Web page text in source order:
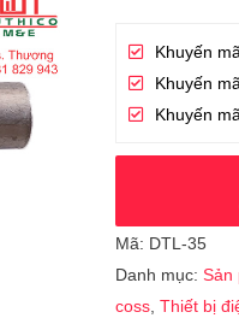
Khuyến
Khuyến
Khuyến
Mã: DTL-35
Danh mục: Sản
coss, Thiết bị